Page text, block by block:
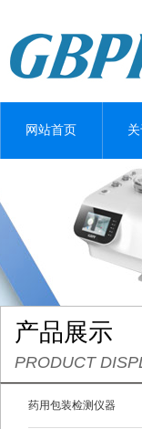
网站首页
产品展示
PRODUCT
药用包装检测仪器